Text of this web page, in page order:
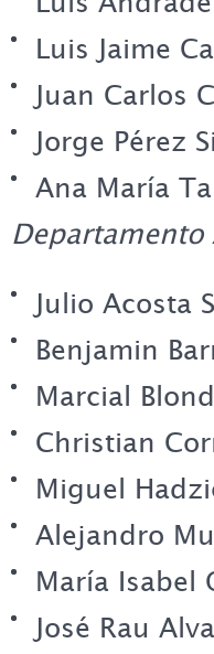
Luis Jaime
Juan Carlos
Jorge Pérez
Ana María
Departamento
Julio Acosta
Benjamin
Marcial
Christian
Miguel
Alejandro
María Isabel
José Rau